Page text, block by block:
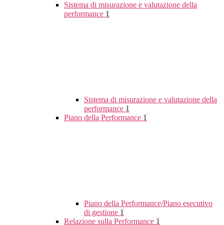
Sistema di misurazione e valutazione della
performance 1
Sistema di misurazione e valutazione della
performance 1
Piano della Performance 1
Piano della Performance/Piano esecutivo
di gestione 1
Relazione sulla Performance 1